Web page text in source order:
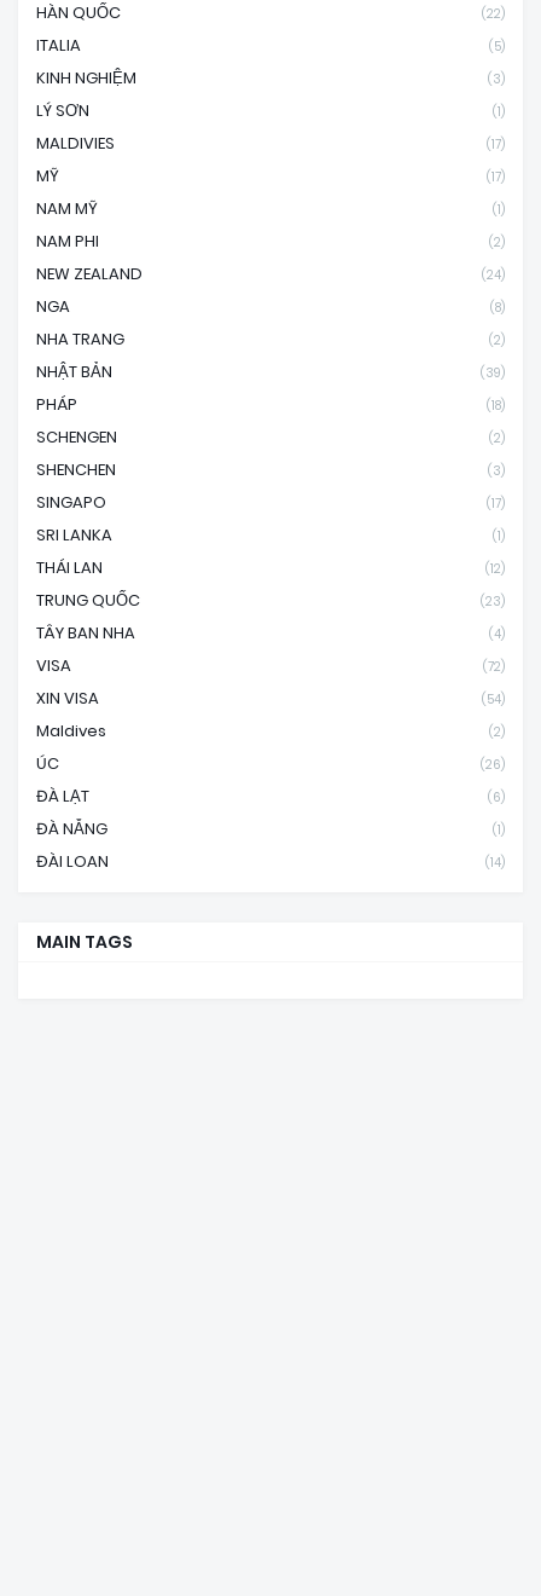
HÀN QUỐC (22)
ITALIA (5)
KINH NGHIỆM (3)
LÝ SƠN (1)
MALDIVIES (17)
MỸ (17)
NAM MỸ (1)
NAM PHI (2)
NEW ZEALAND (24)
NGA (8)
NHA TRANG (2)
NHẬT BẢN (39)
PHÁP (18)
SCHENGEN (2)
SHENCHEN (3)
SINGAPO (17)
SRI LANKA (1)
THÁI LAN (12)
TRUNG QUỐC (23)
TÂY BAN NHA (4)
VISA (72)
XIN VISA (54)
Maldives (2)
ÚC (26)
ĐÀ LẠT (6)
ĐÀ NẴNG (1)
ĐÀI LOAN (14)
MAIN TAGS